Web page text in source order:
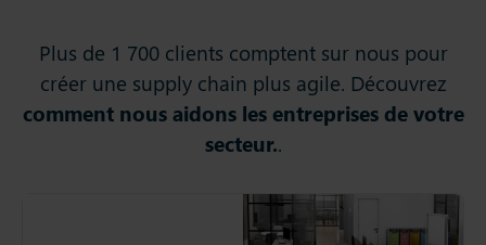
Plus de 1 700 clients comptent sur nous pour
créer une supply chain plus agile. Découvrez
comment nous aidons les entreprises de votre
secteur..